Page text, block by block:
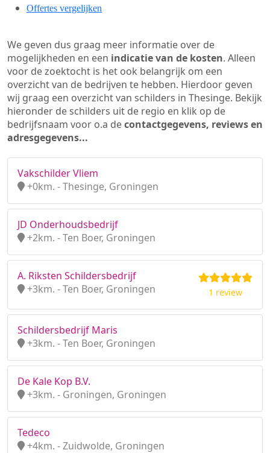
Offertes vergelijken
We geven dus graag meer informatie over de
mogelijkheden en een indicatie van de kosten. Alleen
voor de zoektocht is het ook belangrijk om een
overzicht van de bedrijven te hebben. Hierdoor geven
wij graag een overzicht van schilders in Thesinge. Bekijk
hieronder de schilders uit de regio en klik op de
bedrijfsnaam voor o.a decontactgegevens, reviews en
adresgegevens...
Vakschilder Vliem
+0km. - Thesinge, Groningen
JD Onderhoudsbedrijf
+2km. - Ten Boer, Groningen
A. Riksten Schildersbedrijf
+3km. - Ten Boer, Groningen
1 review
Schildersbedrijf Maris
+3km. - Ten Boer, Groningen
De Kale Kop B.V.
+3km. - Groningen, Groningen
Tedeco
+4km. - Zuidwolde, Groningen